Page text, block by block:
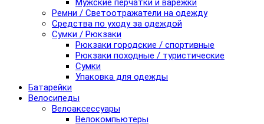
Мужские перчатки и варежки
Ремни / Светоотражатели на одежду
Средства по уходу за одеждой
Сумки / Рюкзаки
Рюкзаки городские / спортивные
Рюкзаки походные / туристические
Сумки
Упаковка для одежды
Батарейки
Велосипеды
Велоаксессуары
Велокомпьютеры